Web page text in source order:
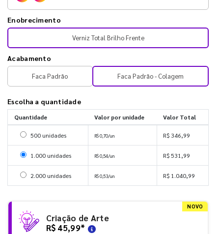
Enobrecimento
Verniz Total Brilho Frente
Acabamento
Faca Padrão Faca Padrão - Colagem
Escolha a quantidade
Quantidade Valor por unidade Valor Total
Selecionar 500 unidades
500 unidades R$ 0,70/un R$ 346,99
Selecionar 1000 unidades
1.000 unidades R$ 0,54/un R$ 531,99
Selecionar 2000 unidades
2.000 unidades R$ 0,53/un R$ 1.040,99
NOVO
Criação de Arte
R$ 45,99*